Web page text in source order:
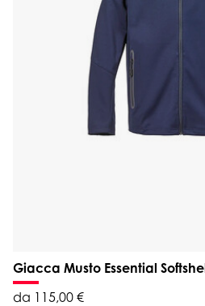
Giacca Musto Essential
da 115,00 €